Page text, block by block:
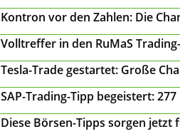
Kontron vor den Zahlen: Die
Volltreffer in den RuMaS
Tesla-Trade gestartet: Große
SAP-Trading-Tipp begeistert:
Diese Börsen-Tipps sorgen jetzt